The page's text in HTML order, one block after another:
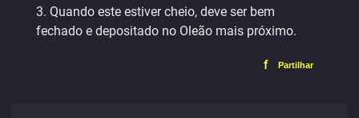
3. Quando este estiver cheio, deve ser bem
fechado e depositado no Oleão mais próximo.
f Partilhar